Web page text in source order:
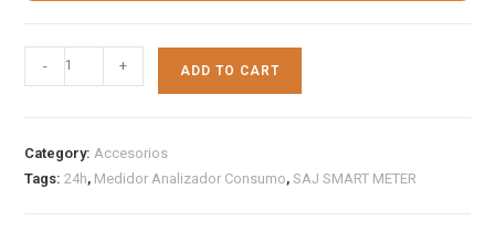
- + ADD TO CART
Category: Accesorios
Tags:24h, Medidor Analizador Consumo,SAJ SMART METER